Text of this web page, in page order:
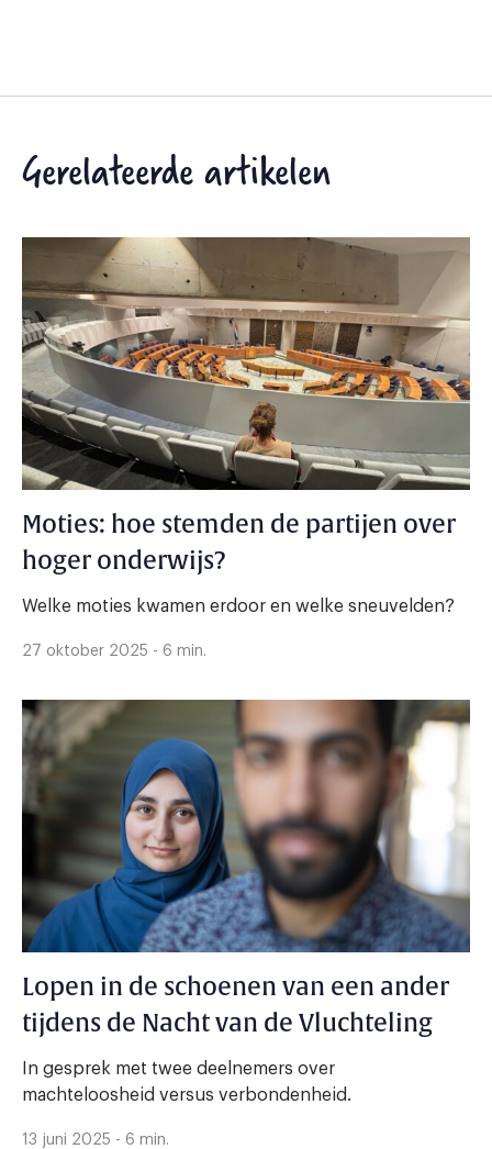
Gerelateerde artikelen
Moties: hoe stemden de partijen over
hoger onderwijs?
Welke moties kwamen erdoor en welke sneuvelden?
27 oktober 2025 - 6 min.
Lopen in de schoenen van een ander
tijdens de Nacht van de Vluchteling
In gesprek met twee deelnemers over
machteloosheid versus verbondenheid.
13 juni 2025 - 6 min.